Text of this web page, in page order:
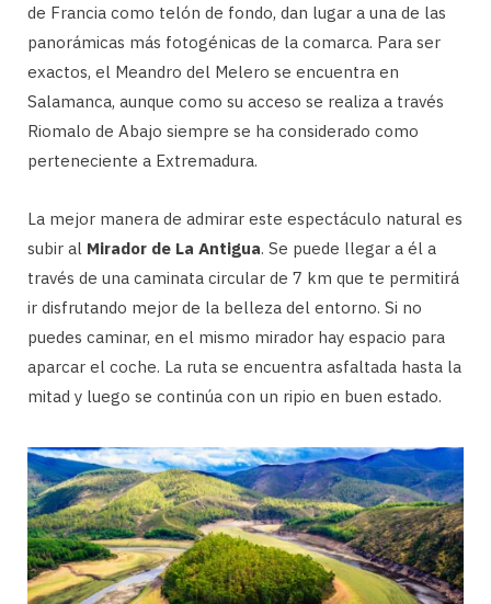
de Francia como telón de fondo, dan lugar a una de las
panorámicas más fotogénicas de la comarca. Para ser
exactos, el Meandro del Melero se encuentra en
Salamanca, aunque como su acceso se realiza a través
Riomalo de Abajo siempre se ha considerado como
perteneciente a Extremadura.
La mejor manera de admirar este espectáculo natural es
subir al Mirador de La Antigua. Se puede llegar a él a
través de una caminata circular de 7 km que te permitirá
ir disfrutando mejor de la belleza del entorno. Si no
puedes caminar, en el mismo mirador hay espacio para
aparcar el coche. La ruta se encuentra asfaltada hasta la
mitad y luego se continúa con un ripio en buen estado.